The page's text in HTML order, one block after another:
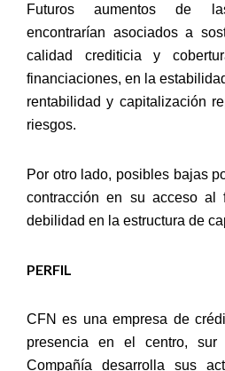
Futuros aumentos de
encontrarían asociados a
calidad crediticia y
financiaciones, en la
rentabilidad y capitalización
riesgos.
Por otro lado, posibles bajas
contracción en su acceso al
debilidad en la estructura de
PERFIL
CFN es una empresa de
presencia en el centro,
Compañía desarrolla sus